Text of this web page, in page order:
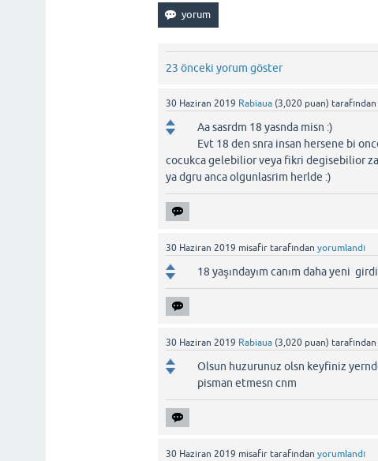
23 önceki yorum göster
30 Haziran 2019 Rabiaua (3,020 puan) tarafından
Aa sasrdm 18 yasnda misn :)
Evt 18 den snra insan hersene bi
cocukca gelebilior veya fikri degisebilior
ya dgru anca olgunlasrim herlde :)
30 Haziran 2019 misafir tarafından yorumlandı
18 yaşındayım canım daha yeni
30 Haziran 2019 Rabiaua (3,020 puan) tarafından
Olsun huzurunuz olsn keyfiniz
pisman etmesn cnm
30 Haziran 2019 misafir tarafından yorumlandı